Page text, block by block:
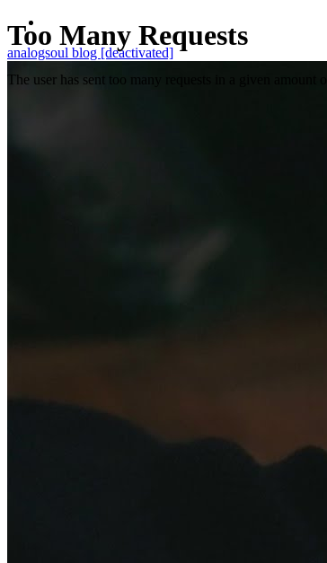
analogsoul blog [deactivated]